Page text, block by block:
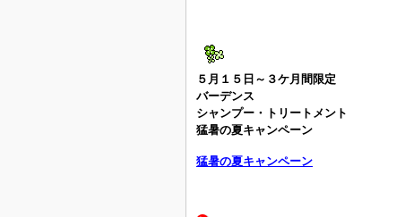
５月１５日～３ケ月間限定
バーデンス
シャンプー・トリートメント
猛暑の夏キャンペーン
猛暑の夏キャンペーン